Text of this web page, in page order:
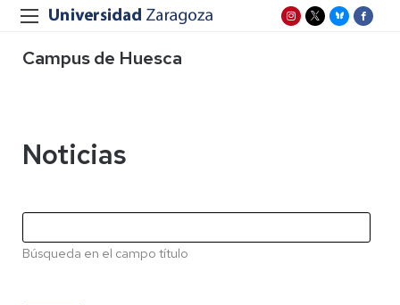
Campus de Huesca
Noticias
Búsqueda en el campo título